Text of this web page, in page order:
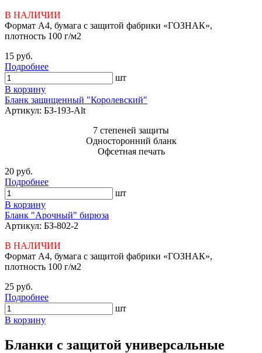
В НАЛИЧИИ
Формат А4, бумага с защитой фабрики «ГОЗНАК»,
плотность 100 г/м2
15 руб.
Подробнее
шт
В корзину
Бланк защищенный "Королевский"
Артикул: БЗ-193-Alt
7 степеней защиты
Односторонний бланк
Офсетная печать
20 руб.
Подробнее
шт
В корзину
Бланк "Арочный" бирюза
Артикул: БЗ-802-2
В НАЛИЧИИ
Формат А4, бумага с защитой фабрики «ГОЗНАК»,
плотность 100 г/м2
25 руб.
Подробнее
шт
В корзину
Бланки с защитой универсальные